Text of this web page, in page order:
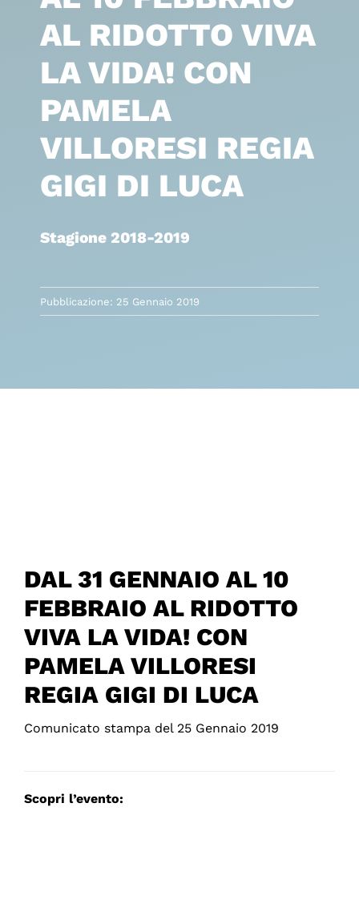
AL RIDOTTO VIVA
LA VIDA! CON
PAMELA
VILLORESI REGIA
GIGI DI LUCA
Stagione 2018-2019
Pubblicazione: 25 Gennaio 2019
DAL 31 GENNAIO AL 10
FEBBRAIO AL RIDOTTO
VIVA LA VIDA! CON
PAMELA VILLORESI
REGIA GIGI DI LUCA
Comunicato stampa del 25 Gennaio 2019
Scopri l’evento: